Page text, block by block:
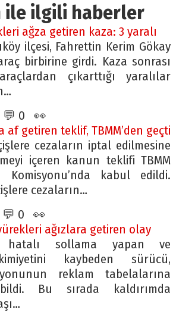
ile ilgili haberler
ağza getiren kaza: 3 yaralı
ilçesi, Fahrettin Kerim Gökay
birbirine girdi. Kaza sonrası
çıkarttığı yaralılar
💬 0 👀
af getiren teklif, TBMM’den geçti
cezaların iptal edilmesine
içeren kanun teklifi TBMM
kabul edildi.
cezaların…
💬 0 👀
ağızlara getiren olay
hatalı sollama yapan ve
kaybeden sürücü,
reklam tabelalarına
Bu sırada kaldırımda